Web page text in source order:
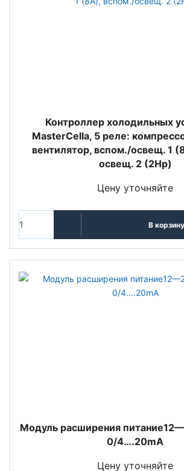
Контроллер холодильных
MasterCella, 5 реле:
вентилятор, вспом./освещ. 1
освещ. 2 (2Hp)
Цену уточняйте
В корзину
Модуль расширения
0/4….20mA
Цену уточняйте